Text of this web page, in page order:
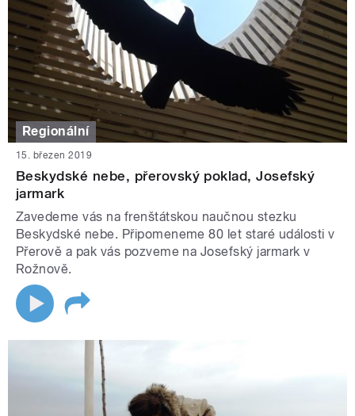
Regionální
15. březen 2019
Beskydské nebe, přerovský poklad, Josefský
jarmark
Zavedeme vás na frenštátskou naučnou stezku
Beskydské nebe. Připomeneme 80 let staré události v
Přerově a pak vás pozveme na Josefský jarmark v
Rožnově.